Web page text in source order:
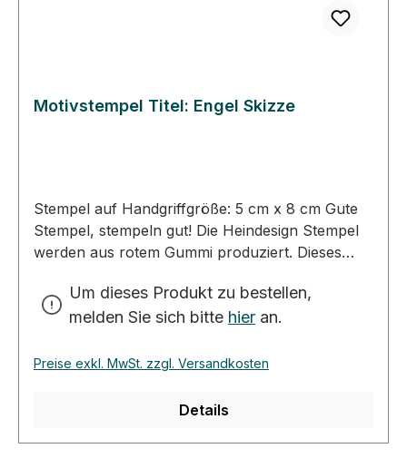
Motivstempel Titel: Engel Skizze
Stempel auf Handgriffgröße: 5 cm x 8 cm Gute
Stempel, stempeln gut! Die Heindesign Stempel
werden aus rotem Gummi produziert. Dieses
hergestellt wurde - garantiert einen feinen,
detailreichen Abdruck und eine extrem lange
wird mit Hitze und Druck in das Gummi gepresst
Stempel wird das Stempelgummi mit einer
Dieser Griff besteht aus einem lackierten
Um dieses Produkt zu bestellen,
melden Sie sich bitte hier an.
Preise exkl. MwSt. zzgl. Versandkosten
Details